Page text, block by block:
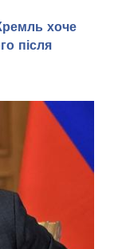
хоче
після